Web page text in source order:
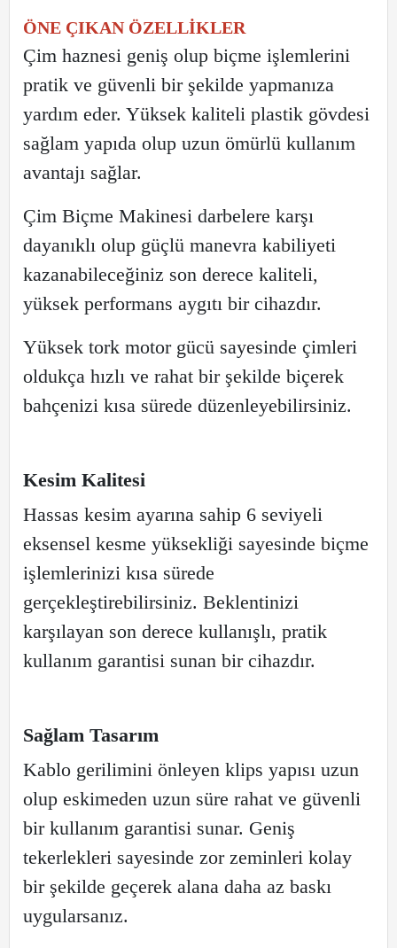
ÖNE ÇIKAN ÖZELLİKLER
Çim haznesi geniş olup biçme işlemlerini
pratik ve güvenli bir şekilde yapmanıza
yardım eder. Yüksek kaliteli plastik gövdesi
sağlam yapıda olup uzun ömürlü kullanım
avantajı sağlar.
Çim Biçme Makinesi darbelere karşı
dayanıklı olup güçlü manevra kabiliyeti
kazanabileceğiniz son derece kaliteli,
yüksek performans aygıtı bir cihazdır.
Yüksek tork motor gücü sayesinde çimleri
oldukça hızlı ve rahat bir şekilde biçerek
bahçenizi kısa sürede düzenleyebilirsiniz.
Kesim Kalitesi
Hassas kesim ayarına sahip 6 seviyeli
eksensel kesme yüksekliği sayesinde biçme
işlemlerinizi kısa sürede
gerçekleştirebilirsiniz. Beklentinizi
karşılayan son derece kullanışlı, pratik
kullanım garantisi sunan bir cihazdır.
Sağlam Tasarım
Kablo gerilimini önleyen klips yapısı uzun
olup eskimeden uzun süre rahat ve güvenli
bir kullanım garantisi sunar. Geniş
tekerlekleri sayesinde zor zeminleri kolay
bir şekilde geçerek alana daha az baskı
uygularsanız.